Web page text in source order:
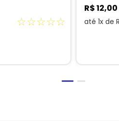
☆☆☆☆☆
R$12,00
até 1x de